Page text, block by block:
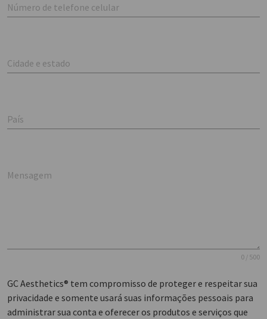
Número de telefone celular
Cidade e estado
País
Mensagem
0 / 500
GC Aesthetics® tem compromisso de proteger e respeitar sua
privacidade e somente usará suas informações pessoais para
administrar sua conta e oferecer os produtos e serviços que